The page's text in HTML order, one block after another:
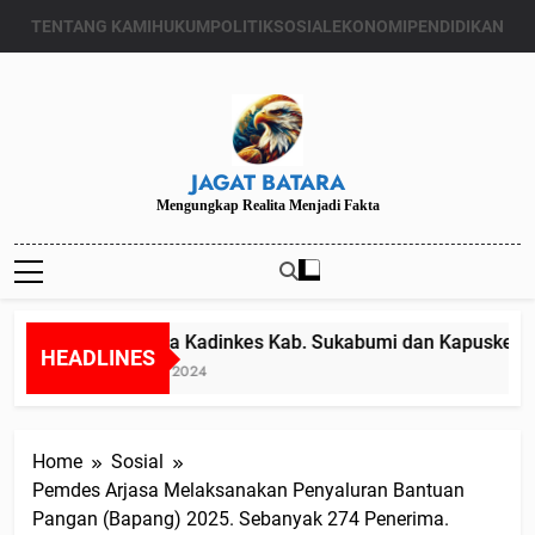
TENTANG KAMIHUKUMPOLITIKSOSIALEKONOMIPENDIDIKAN
JAGAT BATARA
Mengungkap Realita Menjadi Fakta
HEADLINES
Diduga Kadinkes Kab. Sukabumi dan
Juli 24, 2024
Home
Sosial
Pemdes Arjasa Melaksanakan Penyaluran Bantuan
Pangan (Bapang) 2025. Sebanyak 274 Penerima.